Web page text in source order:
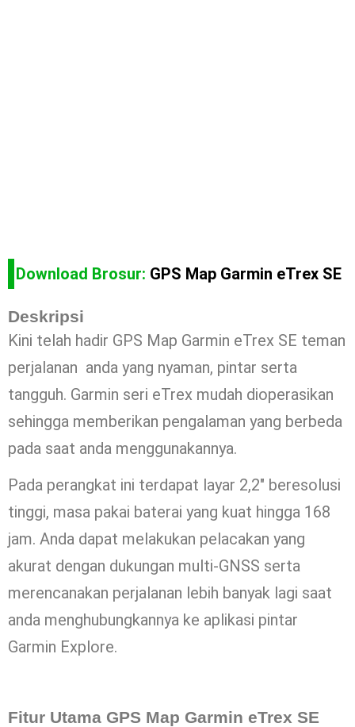
Download Brosur: GPS Map Garmin eTrex SE
Deskripsi
Kini telah hadir GPS Map Garmin eTrex SE teman
perjalanan anda yang nyaman, pintar serta
tangguh. Garmin seri eTrex mudah dioperasikan
sehingga memberikan pengalaman yang berbeda
pada saat anda menggunakannya.
Pada perangkat ini terdapat layar 2,2″ beresolusi
tinggi, masa pakai baterai yang kuat hingga 168
jam. Anda dapat melakukan pelacakan yang
akurat dengan dukungan multi-GNSS serta
merencanakan perjalanan lebih banyak lagi saat
anda menghubungkannya ke aplikasi pintar
Garmin Explore.
Fitur Utama GPS Map Garmin eTrex SE